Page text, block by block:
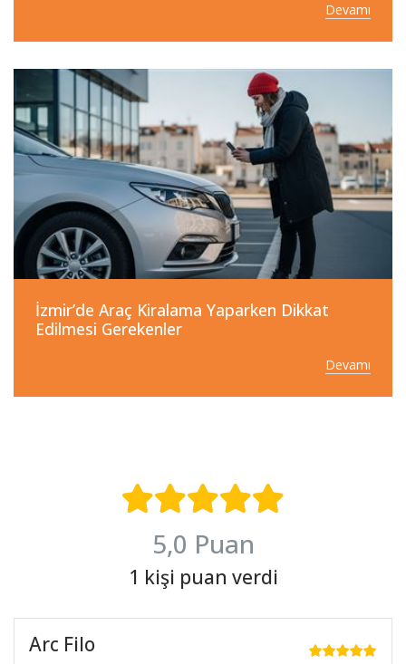
Devamı
İzmir’de Araç Kiralama Yaparken Dikkat
Edilmesi Gerekenler
Devamı
5,0 Puan
1 kişi puan verdi
Arc Filo